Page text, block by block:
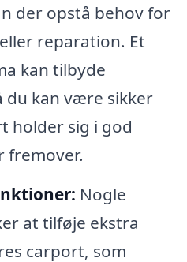
der opstå behov for
reparation. Et
kan tilbyde
du kan være sikker
holder sig i god
fremover.
Nogle
at tilføje ekstra
carport, som